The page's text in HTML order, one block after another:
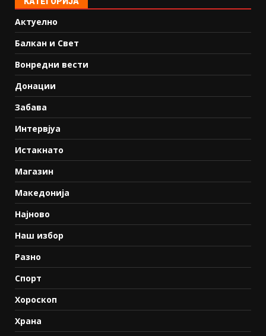
Актуелно
Балкан и Свет
Вонредни вести
Донации
Забава
Интервјуа
Истакнато
Магазин
Македонија
Најново
Наш избор
Разно
Спорт
Хороскоп
Храна